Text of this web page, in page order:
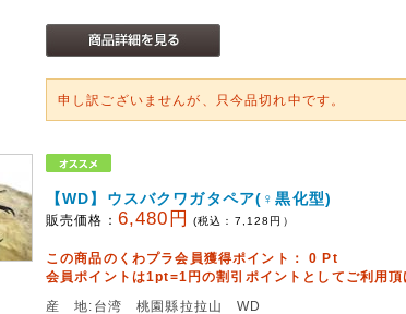
申し訳ございませんが、只今品切れ中です。
【WD】ウスバクワガタペア(♀黒化型)
販売価格： 6,480円 (税込： 7,128 円）
この商品のくわプラ会員獲得ポイント：0 Pt
会員ポイントは1pt=1円の割引ポイントとしてご利用頂
産 地:台湾 桃園縣拉拉山 WD